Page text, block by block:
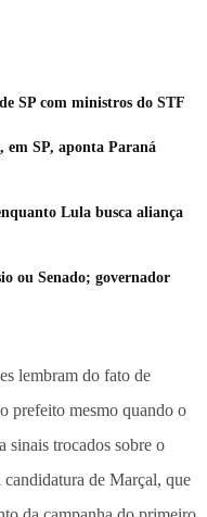
SP com ministros do STF
em SP, aponta Paraná
Lula busca aliança
ou Senado; governador
lembram do fato de
prefeito mesmo quando o
sinais trocados sobre o
candidatura de Marçal, que